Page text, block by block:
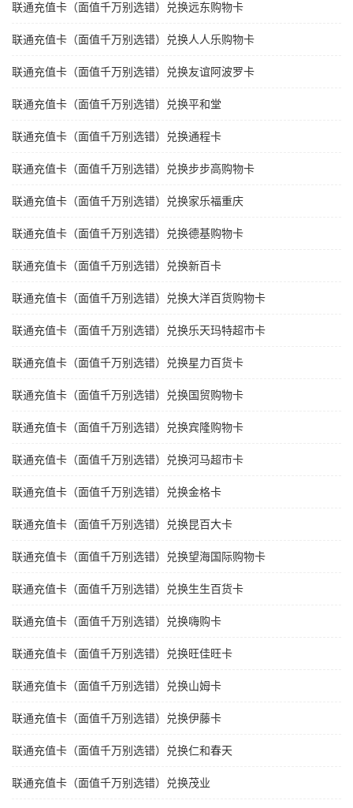
联通充值卡（面值千万别选错）兑换远东购物卡
联通充值卡（面值千万别选错）兑换人人乐购物卡
联通充值卡（面值千万别选错）兑换友谊阿波罗卡
联通充值卡（面值千万别选错）兑换平和堂
联通充值卡（面值千万别选错）兑换通程卡
联通充值卡（面值千万别选错）兑换步步高购物卡
联通充值卡（面值千万别选错）兑换家乐福重庆
联通充值卡（面值千万别选错）兑换德基购物卡
联通充值卡（面值千万别选错）兑换新百卡
联通充值卡（面值千万别选错）兑换大洋百货购物卡
联通充值卡（面值千万别选错）兑换乐天玛特超市卡
联通充值卡（面值千万别选错）兑换星力百货卡
联通充值卡（面值千万别选错）兑换国贸购物卡
联通充值卡（面值千万别选错）兑换宾隆购物卡
联通充值卡（面值千万别选错）兑换河马超市卡
联通充值卡（面值千万别选错）兑换金格卡
联通充值卡（面值千万别选错）兑换昆百大卡
联通充值卡（面值千万别选错）兑换望海国际购物卡
联通充值卡（面值千万别选错）兑换生生百货卡
联通充值卡（面值千万别选错）兑换嗨购卡
联通充值卡（面值千万别选错）兑换旺佳旺卡
联通充值卡（面值千万别选错）兑换山姆卡
联通充值卡（面值千万别选错）兑换伊藤卡
联通充值卡（面值千万别选错）兑换仁和春天
联通充值卡（面值千万别选错）兑换茂业